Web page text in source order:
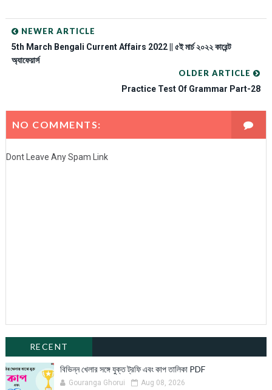
NEWER ARTICLE
5th March Bengali Current Affairs 2022 || ৫ই মার্চ ২০২২ কারেন্ট
অ্যাফেয়ার্স
OLDER ARTICLE
Practice Test Of Grammar Part-28
NO COMMENTS:
Dont Leave Any Spam Link
RECENT
বিভিন্ন খেলার সঙ্গে যুক্ত ট্রফি এবং কাপ তালিকা PDF
Gouranga Ghorui Aug 08, 2026